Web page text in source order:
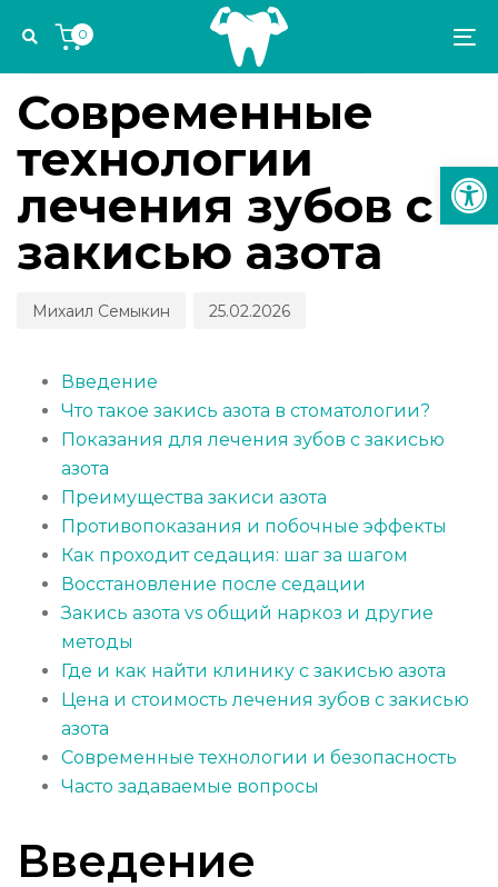
links
navigation
Skip
to
content
0
IN:
ОБЗОРЫ ОБОРУДОВАНИЯ И ТЕХНОЛОГИЙ
Современные
технологии
лечения зубов с
закисью азота
Михаил Семыкин
on:
25.02.2026
Введение
Что такое закись азота в стоматологии?
Показания для лечения зубов с закисью
азота
Преимущества закиси азота
Противопоказания и побочные эффекты
Как проходит седация: шаг за шагом
Восстановление после седации
Закись азота vs общий наркоз и другие
методы
Где и как найти клинику с закисью азота
Цена и стоимость лечения зубов с закисью
азота
Современные технологии и безопасность
Часто задаваемые вопросы
Введение